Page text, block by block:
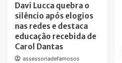
Davi Lucca quebra o
silêncio após elogios
nas redes e destaca
educação recebida de
Carol Dantas
assessoriadefamosos